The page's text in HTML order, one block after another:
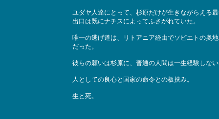
ユダヤ人達にとって、杉原だけが生きながらえる
出口は既にナチスによってふさがれていた。
唯一の逃げ道は、リトアニア経由でソビエトの奥
だった。
彼らの願いは杉原に、普通の人間は一生経験しな
人としての良心と国家の命令との板挟み。
生と死。